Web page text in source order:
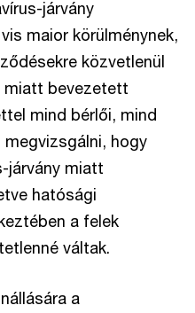
járvány
maior körülménynek,
közvetlenül
miatt bevezetett
mind bérlői, mind
hogy
járvány miatt
hatósági
a felek
váltak.
a